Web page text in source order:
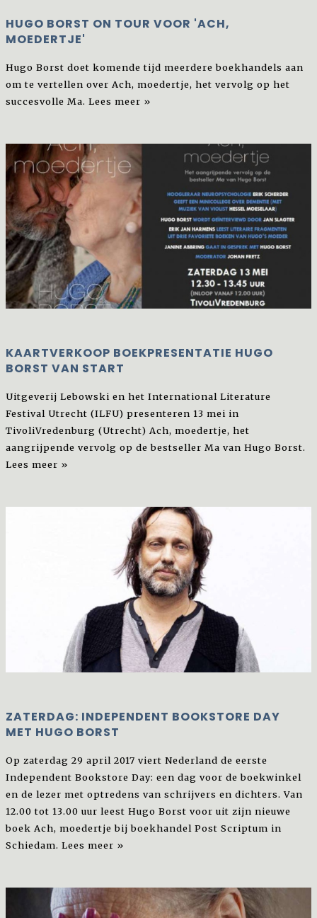
HUGO BORST ON TOUR VOOR 'ACH,
MOEDERTJE'
Hugo Borst doet komende tijd meerdere boekhandels aan
om te vertellen over Ach, moedertje, het vervolg op het
succesvolle Ma. Lees meer »
KAARTVERKOOP BOEKPRESENTATIE HUGO
BORST VAN START
Uitgeverij Lebowski en het International Literature
Festival Utrecht (ILFU) presenteren 13 mei in
TivoliVredenburg (Utrecht) Ach, moedertje, het
aangrijpende vervolg op de bestseller Ma van Hugo Borst.
Lees meer »
ZATERDAG: INDEPENDENT BOOKSTORE DAY
MET HUGO BORST
Op zaterdag 29 april 2017 viert Nederland de eerste
Independent Bookstore Day: een dag voor de boekwinkel
en de lezer met optredens van schrijvers en dichters. Van
12.00 tot 13.00 uur leest Hugo Borst voor uit zijn nieuwe
boek Ach, moedertje bij boekhandel Post Scriptum in
Schiedam. Lees meer »